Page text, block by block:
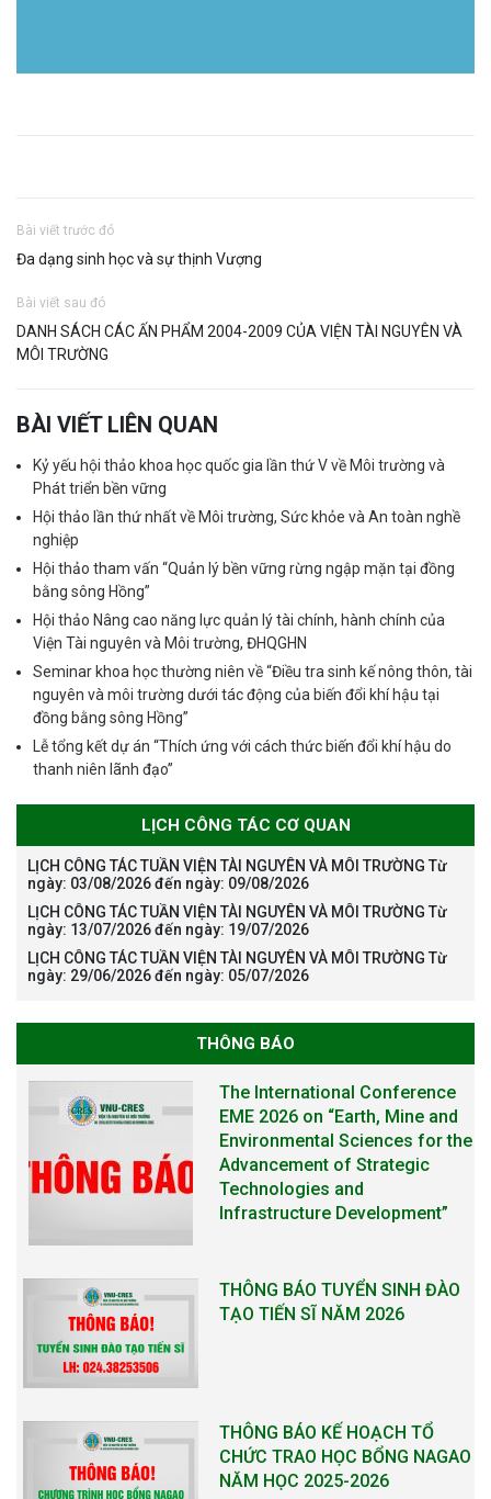
Bài viết trước đó
Đa dạng sinh học và sự thịnh Vượng
Bài viết sau đó
DANH SÁCH CÁC ẤN PHẨM 2004-2009 CỦA VIỆN TÀI NGUYÊN VÀ
MÔI TRƯỜNG
BÀI VIẾT LIÊN QUAN
Kỷ yếu hội thảo khoa học quốc gia lần thứ V về Môi trường và
Phát triển bền vững
Hội thảo lần thứ nhất về Môi trường, Sức khỏe và An toàn nghề
nghiệp
Hội thảo tham vấn “Quản lý bền vững rừng ngập mặn tại đồng
bằng sông Hồng”
Hội thảo Nâng cao năng lực quản lý tài chính, hành chính của
Viện Tài nguyên và Môi trường, ĐHQGHN
Seminar khoa học thường niên về “Điều tra sinh kế nông thôn, tài
nguyên và môi trường dưới tác động của biến đổi khí hậu tại
đồng bằng sông Hồng”
Lễ tổng kết dự án “Thích ứng với cách thức biến đổi khí hậu do
thanh niên lãnh đạo”
LỊCH CÔNG TÁC CƠ QUAN
LỊCH CÔNG TÁC TUẦN VIỆN TÀI NGUYÊN VÀ MÔI TRƯỜNG Từ
ngày: 03/08/2026 đến ngày: 09/08/2026
LỊCH CÔNG TÁC TUẦN VIỆN TÀI NGUYÊN VÀ MÔI TRƯỜNG Từ
ngày: 13/07/2026 đến ngày: 19/07/2026
LỊCH CÔNG TÁC TUẦN VIỆN TÀI NGUYÊN VÀ MÔI TRƯỜNG Từ
ngày: 29/06/2026 đến ngày: 05/07/2026
THÔNG BÁO
The International Conference
EME 2026 on “Earth, Mine and
Environmental Sciences for the
Advancement of Strategic
Technologies and
Infrastructure Development”
THÔNG BÁO TUYỂN SINH ĐÀO
TẠO TIẾN SĨ NĂM 2026
THÔNG BÁO KẾ HOẠCH TỔ
CHỨC TRAO HỌC BỔNG NAGAO
NĂM HỌC 2025-2026